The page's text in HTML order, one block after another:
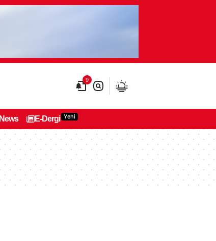
9
News E-Dergi Yeni